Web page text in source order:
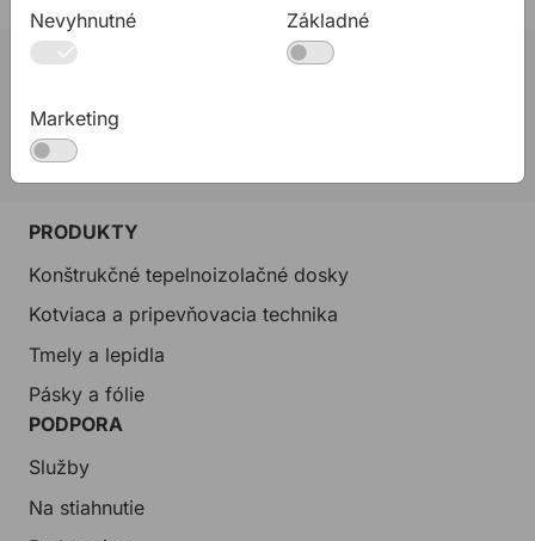
allmedia@allmedia.sk
allmediasro (po-ne 7-22 h)
PRODUKTY
Konštrukčné tepelnoizolačné dosky
Kotviaca a pripevňovacia technika
Tmely a lepidla
Pásky a fólie
PODPORA
Služby
Na stiahnutie
Nevyhnutné Základné
Marketing